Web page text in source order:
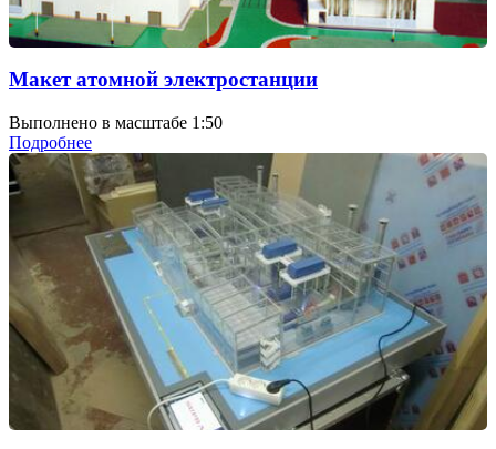
Макет атомной электростанции
Выполнено в масштабе 1:50
Подробнее